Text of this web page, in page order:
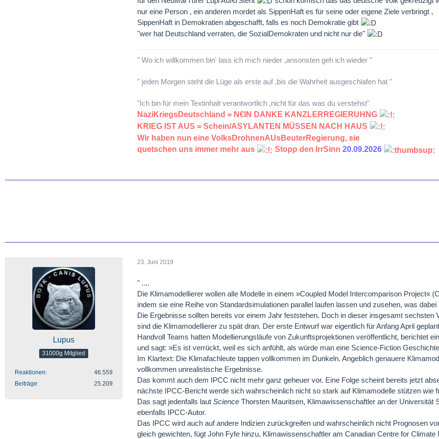
nur eine Person , ein anderen mordet als SippenHaft es für seine oder eigene Ziele verbringt ,
SippenHaft in Demokratien abgeschafft, falls es noch Demokratie gibt
"wer hat Deutschland verraten, die SozialDemokraten und nicht nur die"
" Wo ich willkommen bin' lass ich mich nieder ,ansonsten geh ich wieder "
" jeden Morgen steht die Lüge als erste auf ,bis die Wahrheit ausgeschlafen hat "
"Ich bin für mein Textinhalt verantwortlich ,nicht für das was du verstehst"
NaziKriegsDeutschland = N€IN DANKE KANZLERREGIERUHNG
KRIEG IST AUS = Schein/ASYLANTEN MÜSSEN NACH HAUS
Wir haben nun eine VolksDrohnenAUsBeuterRegierung, sie
quetschen uns immer mehr aus
Stopp den IrrSinn 20.09.2026
Lupus
31000g Mitglied
Reaktionen
46.559
Beiträge
25.209
23. Juni 2019
" ....
Die Klimamodellierer wollen alle Modelle in einem »Coupled Model Intercomparison Project«
indem sie eine Reihe von Standardsimulationen parallel laufen lassen und zusehen, was
Die Ergebnisse sollten bereits vor einem Jahr feststehen. Doch in dieser insgesamt sechsten
sind die Klimamodellierer zu spät dran. Der erste Entwurf war eigentlich für Anfang April
Handvoll Teams hatten Modellierungsläufe von Zukunftsprojektionen veröffentlicht, berichtet
und sagt: »Es ist verrückt, weil es sich anfühlt, als würde man eine Science-Fiction
Im Klartext: Die Klimafachleute tappen vollkommen im Dunkeln. Angeblich genauere
vollkommen unrealistische Ergebnisse.
Das kommt auch dem IPCC nicht mehr ganz geheuer vor. Eine Folge scheint bereits jetzt
nächste IPCC-Bericht werde sich wahrscheinlich nicht so stark auf Klimamodelle stützen wie
Das sagt jedenfalls laut Science Thorsten Mauritsen, Klimawissenschaftler an der Universität
ebenfalls IPCC-Autor.
Das IPCC wird auch auf andere Indizien zurückgreifen und wahrscheinlich nicht Prognosen
gleich gewichten, fügt John Fyfe hinzu, Klimawissenschaftler am Canadian Centre for Climate